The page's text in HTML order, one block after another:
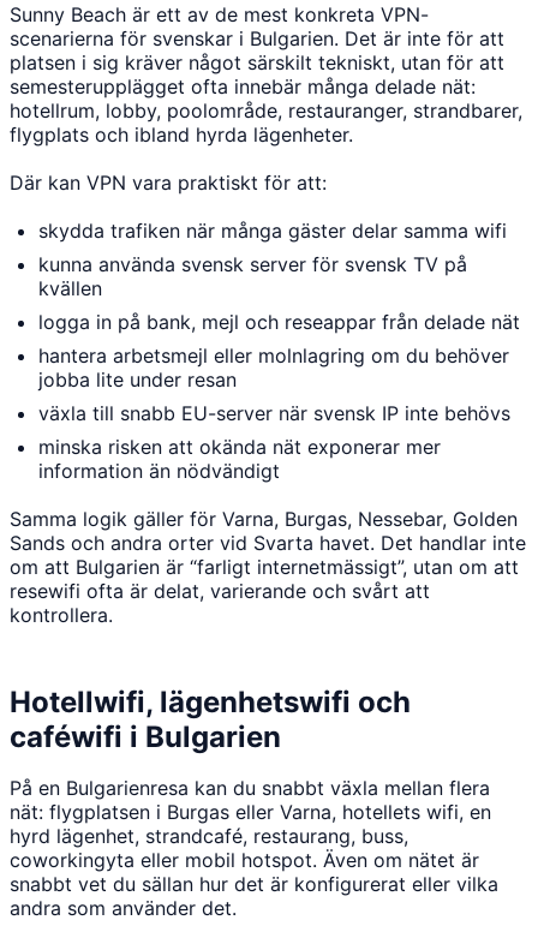
Sunny Beach är ett av de mest konkreta VPN-
scenarierna för svenskar i Bulgarien. Det är inte för att
platsen i sig kräver något särskilt tekniskt, utan för att
semesterupplägget ofta innebär många delade nät:
hotellrum, lobby, poolområde, restauranger, strandbarer,
flygplats och ibland hyrda lägenheter.
Där kan VPN vara praktiskt för att:
skydda trafiken när många gäster delar samma wifi
kunna använda svensk server för svensk TV på
kvällen
logga in på bank, mejl och reseappar från delade nät
hantera arbetsmejl eller molnlagring om du behöver
jobba lite under resan
växla till snabb EU-server när svensk IP inte behövs
minska risken att okända nät exponerar mer
information än nödvändigt
Samma logik gäller för Varna, Burgas, Nessebar, Golden
Sands och andra orter vid Svarta havet. Det handlar inte
om att Bulgarien är “farligt internetmässigt”, utan om att
resewifi ofta är delat, varierande och svårt att
kontrollera.
Hotellwifi, lägenhetswifi och
caféwifi i Bulgarien
På en Bulgarienresa kan du snabbt växla mellan flera
nät: flygplatsen i Burgas eller Varna, hotellets wifi, en
hyrd lägenhet, strandcafé, restaurang, buss,
coworkingyta eller mobil hotspot. Även om nätet är
snabbt vet du sällan hur det är konfigurerat eller vilka
andra som använder det.